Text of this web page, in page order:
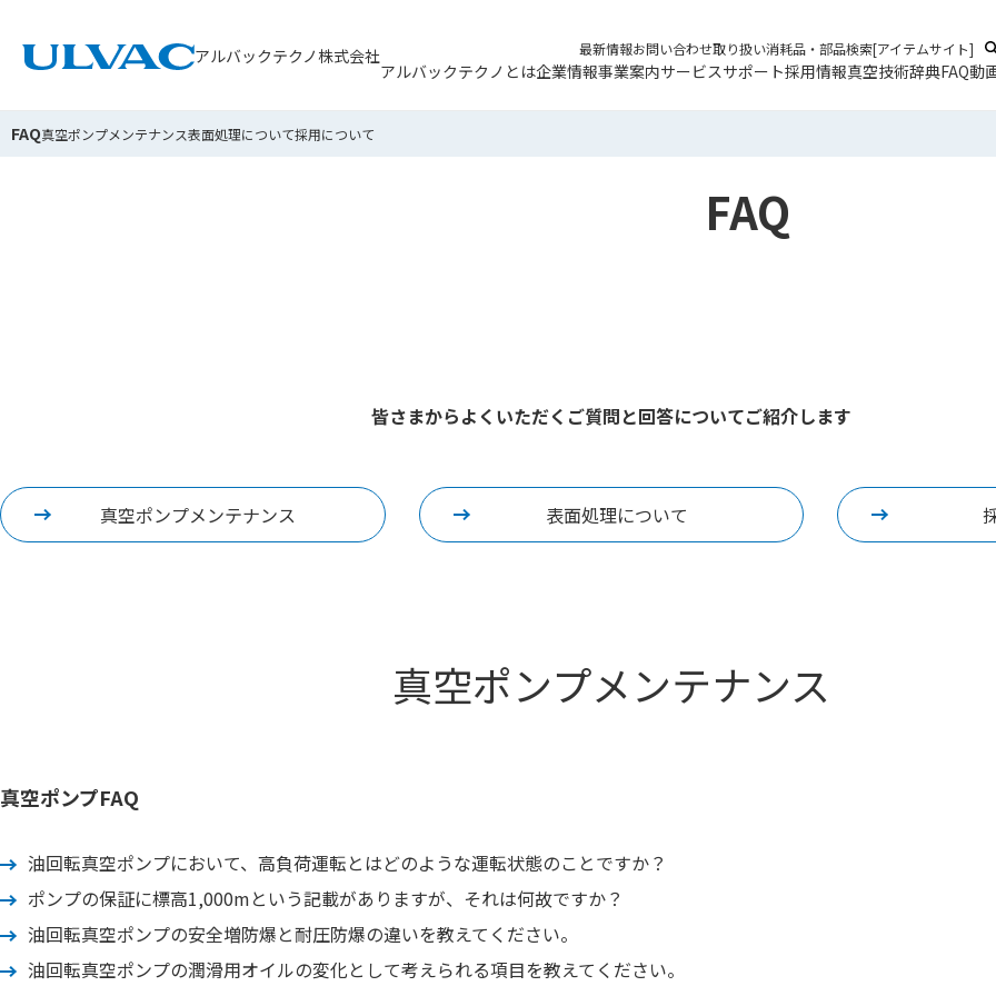
アルバックテクノ株式会社 最新情報お問い合わせ取り扱い消耗品・部品検索[アイテムサイト]
アルバックテクノとは企業情報事業案内サービスサポート採用情報真空技術辞典FAQ動
FAQ真空ポンプメンテナンス表面処理について採用について
FAQ
皆さまからよくいただくご質問と回答についてご紹介します
真空ポンプメンテナンス 表面処理について
真空ポンプメンテナンス
真空ポンプFAQ
油回転真空ポンプにおいて、高負荷運転とはどのような運転状態のことですか？
ポンプの保証に標高1,000mという記載がありますが、それは何故ですか？
油回転真空ポンプの安全増防爆と耐圧防爆の違いを教えてください。
油回転真空ポンプの潤滑用オイルの変化として考えられる項目を教えてください。